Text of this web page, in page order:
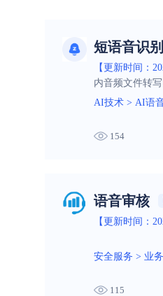
短语音识
【更新时间：
内音频文件转
AI技术 > AI语
154
语音审核
【更新时间：
安全服务 > 业
115